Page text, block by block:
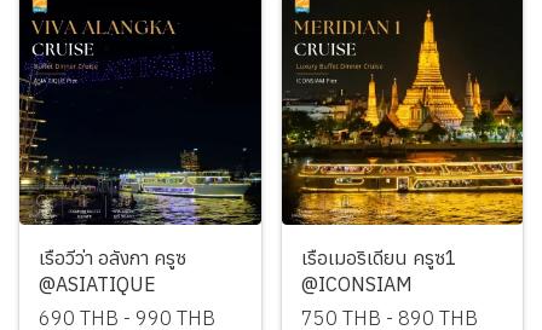
เรือวีว่า อลังกา ครูซ
@ASIATIQUE
690 THB - 990 THB
เรือเมอริเดียน ครูซ1
@ICONSIAM
750 THB - 890 THB